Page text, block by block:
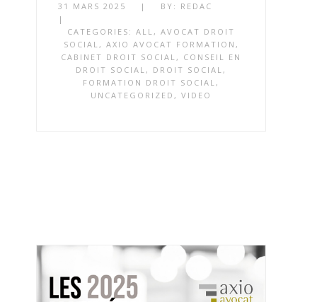
31 MARS 2025 | BY: REDAC
|
CATEGORIES:ALL ,AVOCAT DROIT
SOCIAL , AXIO AVOCAT FORMATION ,
CABINET DROIT SOCIAL , CONSEIL EN
DROIT SOCIAL , DROIT SOCIAL ,
FORMATION DROIT SOCIAL ,
UNCATEGORIZED ,VIDEO